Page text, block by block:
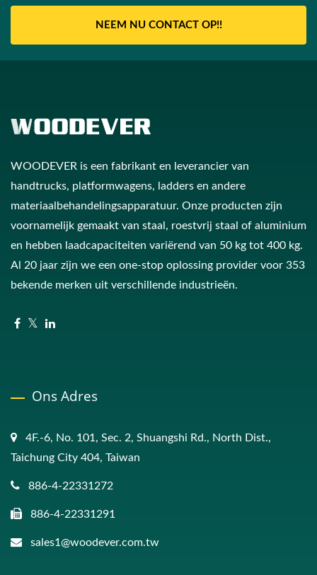
NEEM NU CONTACT OP!!
WOODEVER is een fabrikant en leverancier van
handtrucks, platformwagens, ladders en andere
materiaalbehandelingsapparatuur. Onze producten zijn
voornamelijk gemaakt van staal, roestvrij staal of aluminium
en hebben laadcapaciteiten variërend van 50 kg tot 400 kg.
Al 20 jaar zijn we een one-stop oplossing provider voor 353
bekende merken uit verschillende industrieën.
Ons Adres
4F.-6, No. 101, Sec. 2, Shuangshi Rd., North Dist.,
Taichung City 404, Taiwan
886-4-22331272
886-4-22331291
sales1@woodever.com.tw